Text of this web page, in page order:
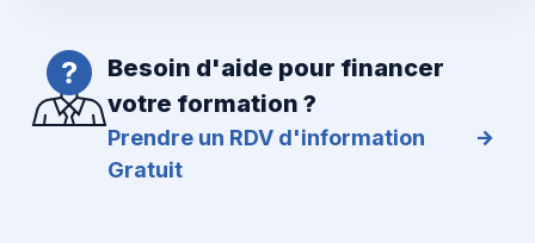
Besoin d'aide pour financer
votre formation ?
Prendre un RDV d'information
Gratuit